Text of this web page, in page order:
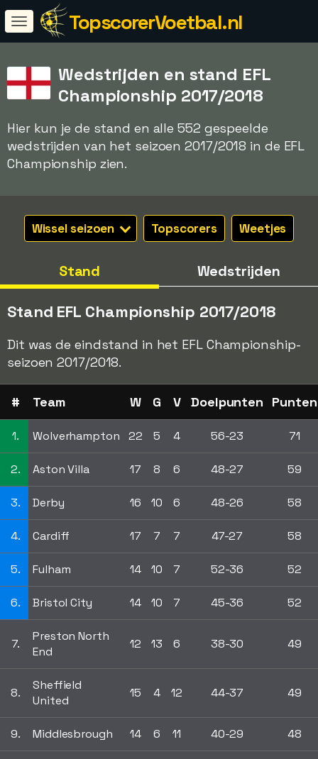
TopscorerVoetbal.nl
Wedstrijden en stand EFL
Championship 2017/2018
Hier kun je de stand en alle 552 gespeelde
wedstrijden van het seizoen 2017/2018 in de EFL
Championship zien.
Wissel seizoen Topscorers Weetjes
Stand Wedstrijden
Stand EFL Championship 2017/2018
Dit was de eindstand in het EFL Championship-
seizoen 2017/2018.
# Team W G V Doelpunten Punten
1. Wolverhampton 22 5 4 56-23 71
2. Aston Villa 17 8 6 48-27 59
3. Derby 16 10 6 48-26 58
4. Cardiff 17 7 7 47-27 58
5. Fulham 14 10 7 52-36 52
6. Bristol City 14 10 7 45-36 52
7.
Preston North
End
12 13 6 38-30 49
8.
Sheffield
United
15 4 12 44-37 49
9. Middlesbrough 14 6 11 40-29 48